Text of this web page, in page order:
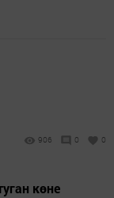
906 0 0
көне